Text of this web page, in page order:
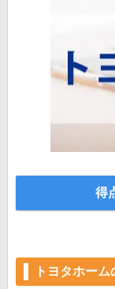
得
トヨタホーム